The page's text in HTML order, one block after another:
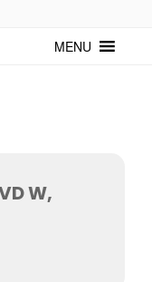
Noticias, eventos y
MENU
W,